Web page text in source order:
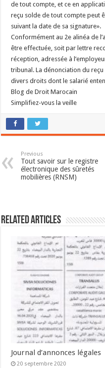
de tout compte, et ce en
reçu solde de tout compte peut
suivant la date de sa signature».
Conformément au 2e alinéa de
être effectuée, soit par lettre
réception, adressée à
tribunal. La dénonciation du reçu
divers droits dont le salarié
Blog de Droit Marocain
Simplifiez-vous la veille
Previous
Tout savoir sur le registre
électronique des sûretés
mobilières (RNSM)
Related Articles
Journal d’annonces légales
20 septembre 2020